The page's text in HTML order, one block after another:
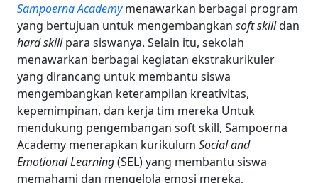
Sampoerna Academymenawarkan berbagai program
yang bertujuan untuk mengembangkan soft skilldan
hard skillpara siswanya. Selain itu, sekolah
menawarkan berbagai kegiatan ekstrakurikuler
yang dirancang untuk membantu siswa
mengembangkan keterampilan kreativitas,
kepemimpinan, dan kerja tim mereka Untuk
mendukung pengembangan soft skill, Sampoerna
Academy menerapkan kurikulum Social and
Emotional Learning(SEL) yang membantu siswa
memahami dan mengelola emosi mereka,